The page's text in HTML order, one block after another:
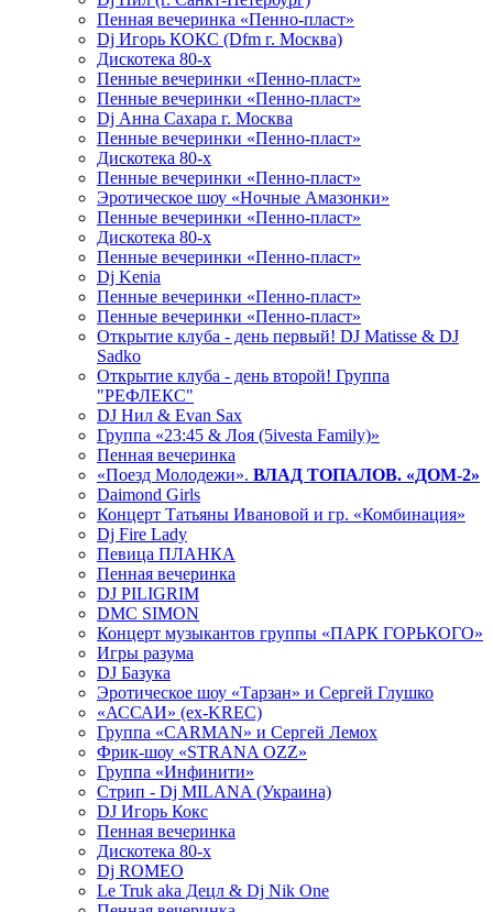
Пенная вечеринка «Пенно-пласт»
Dj Игорь КОКС (Dfm г. Москва)
Дискотека 80-х
Пенные вечеринки «Пенно-пласт»
Пенные вечеринки «Пенно-пласт»
Dj Анна Сахара г. Москва
Пенные вечеринки «Пенно-пласт»
Дискотека 80-х
Пенные вечеринки «Пенно-пласт»
Эротическое шоу «Ночные Амазонки»
Пенные вечеринки «Пенно-пласт»
Дискотека 80-х
Пенные вечеринки «Пенно-пласт»
Dj Kenia
Пенные вечеринки «Пенно-пласт»
Пенные вечеринки «Пенно-пласт»
Открытие клуба - день первый! DJ Matisse & DJ
Sadko
Открытие клуба - день второй! Группа
"РЕФЛЕКС"
DJ Нил & Evan Sax
Группа «23:45 & Лоя (5ivesta Family)»
Пенная вечеринка
«Поезд Молодежи». ВЛАД ТОПАЛОВ. «ДОМ-2»
Daimond Girls
Концерт Татьяны Ивановой и гр. «Комбинация»
Dj Fire Lady
Певица ПЛАНКА
Пенная вечеринка
DJ PILIGRIM
DMC SIMON
Концерт музыкантов группы «ПАРК ГОРЬКОГО»
Игры разума
DJ Базука
Эротическое шоу «Тарзан» и Сергей Глушко
«АССАИ» (ex-KREC)
Группа «CARMAN» и Сергей Лемох
Фрик-шоу «STRANA OZZ»
Группа «Инфинити»
Стрип - Dj MILANA (Украина)
DJ Игорь Кокс
Пенная вечеринка
Дискотека 80-х
Dj ROMEO
Le Truk aka Децл & Dj Nik One